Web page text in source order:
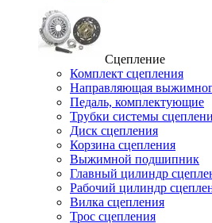
Сцепление
Комплект сцепления
Направляющая
Педаль, комплектующие
Трубки системы
Диск сцепления
Корзина сцепления
Выжимной подшипник
Главный цилиндр
Рабочий цилиндр
Вилка сцепления
Трос сцепления